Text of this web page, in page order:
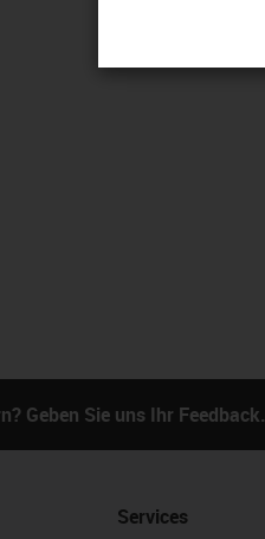
Geben Sie uns Ihr Feedback.
Services